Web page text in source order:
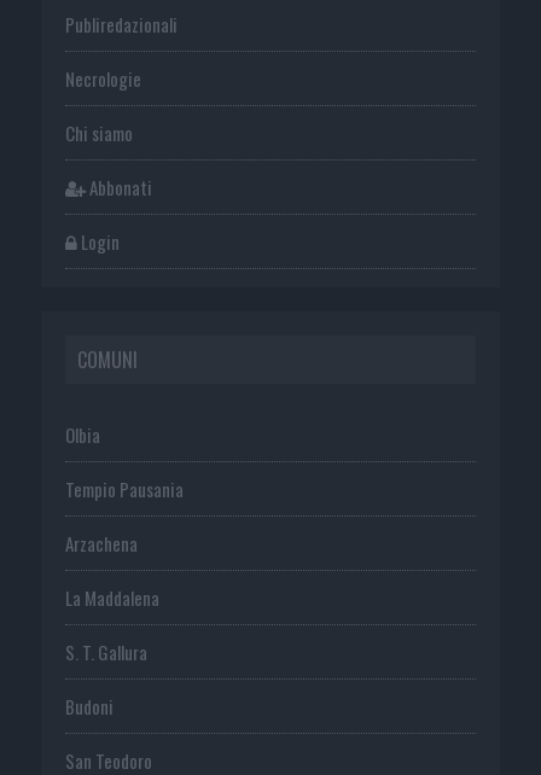
Publiredazionali
Necrologie
Chi siamo
Abbonati
Login
COMUNI
Olbia
Tempio Pausania
Arzachena
La Maddalena
S. T. Gallura
Budoni
San Teodoro